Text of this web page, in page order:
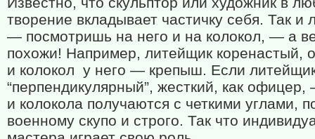
творение вкладывает частичку себя. Так и
— посмотришь на него и на колокол, — а
похожи! Например, литейщик коренастый,
и колокол у него — крепыш. Если
“перпендикулярный”, жесткий, как
и колокола получаются с четкими углами,
военному скупо и строго. Так что